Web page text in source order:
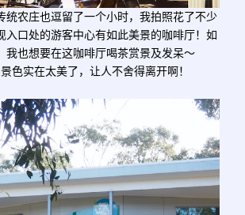
统农庄也逗留了一个小时，我拍照花了不少
入口处的游客中心有如此美景的咖啡厅！如
我也想要在这咖啡厅喝茶赏景及发呆～
色实在太美了，让人不舍得离开啊！